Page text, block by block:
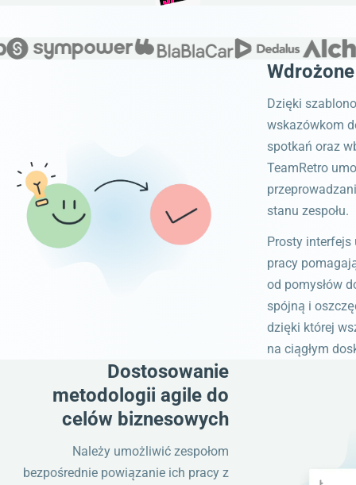
Dzięki
wskazówkom
spotkań oraz
TeamRetro
stanu zespołu.
Prosty interfejs
pracy
od pomysłów
spójną i
dzięki której
na ciągłym
Dostosowanie
metodologii agile do
celów biznesowych
Należy umożliwić zespołom
bezpośrednie powiązanie ich pracy z